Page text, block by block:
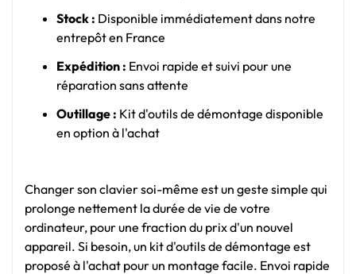
Stock : Disponible immédiatement dans notre
entrepôt en France
Expédition : Envoi rapide et suivi pour une
réparation sans attente
Outillage : Kit d'outils de démontage disponible
en option à l'achat
Changer son clavier soi-même est un geste simple qui
prolonge nettement la durée de vie de votre
ordinateur, pour une fraction du prix d'un nouvel
appareil. Si besoin, un kit d'outils de démontage est
proposé à l'achat pour un montage facile. Envoi rapide